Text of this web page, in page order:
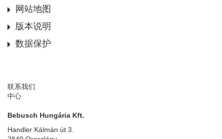
网站地图
版本说明
数据保护
联系我们
中心
Bebusch Hungária Kft.
Handler Kálmán út 3.